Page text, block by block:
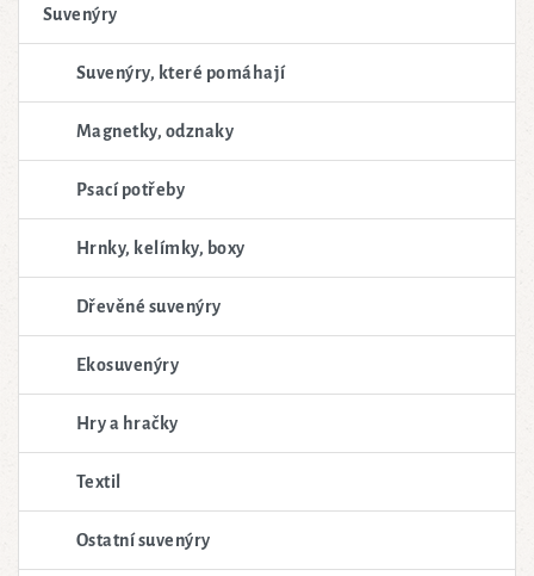
Suvenýry
Suvenýry, které pomáhají
Magnetky, odznaky
Psací potřeby
Hrnky, kelímky, boxy
Dřevěné suvenýry
Ekosuvenýry
Hry a hračky
Textil
Ostatní suvenýry